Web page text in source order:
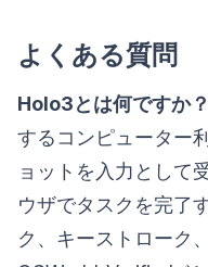
よくある質問
Holo3とは何ですか？
するコンピューター
ョットを入力として
ウザでタスクを完了
ク、キーストローク